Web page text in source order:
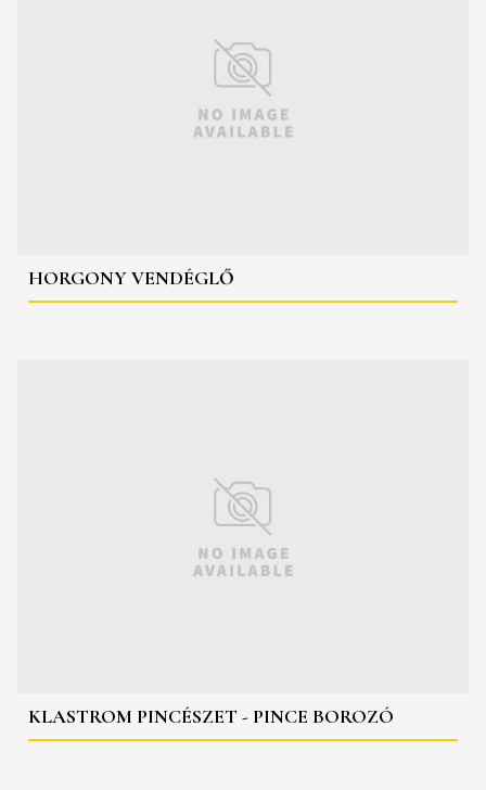
HORGONY VENDÉGLŐ
KLASTROM PINCÉSZET - PINCE BOROZÓ